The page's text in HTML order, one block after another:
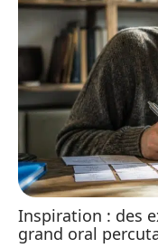
Inspiration : des
grand oral